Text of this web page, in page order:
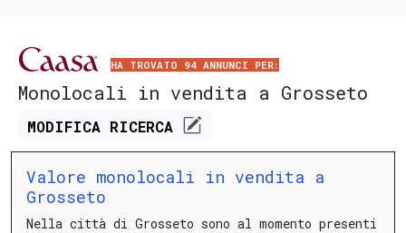
HA TROVATO 94 ANNUNCI PER:
Monolocali in vendita a Grosseto
MODIFICA RICERCA
Valore monolocali in vendita a
Grosseto
Nella città di Grosseto sono al momento presenti